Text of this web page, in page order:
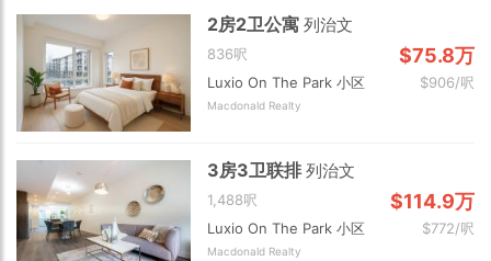
2房2卫公寓列治文
836呎 $75.8万
Luxio On The Park 小区 $906/呎
Macdonald Realty
3房3卫联排列治文
1,488呎 $114.9万
Luxio On The Park 小区 $772/呎
Macdonald Realty